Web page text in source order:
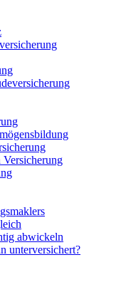
abwickeln
unterversichert?